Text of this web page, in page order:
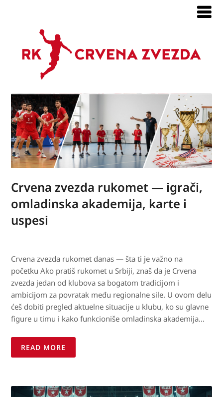
Crvena zvezda rukomet — igrači,
omladinska akademija, karte i
uspesi
Crvena zvezda rukomet danas — šta ti je važno na
početku Ako pratiš rukomet u Srbiji, znaš da je Crvena
zvezda jedan od klubova sa bogatom tradicijom i
ambicijom za povratak među regionalne sile. U ovom delu
ćeš dobiti pregled aktuelne situacije u klubu, ko su glavne
figure u timu i kako funkcioniše omladinska akademija…
READ MORE